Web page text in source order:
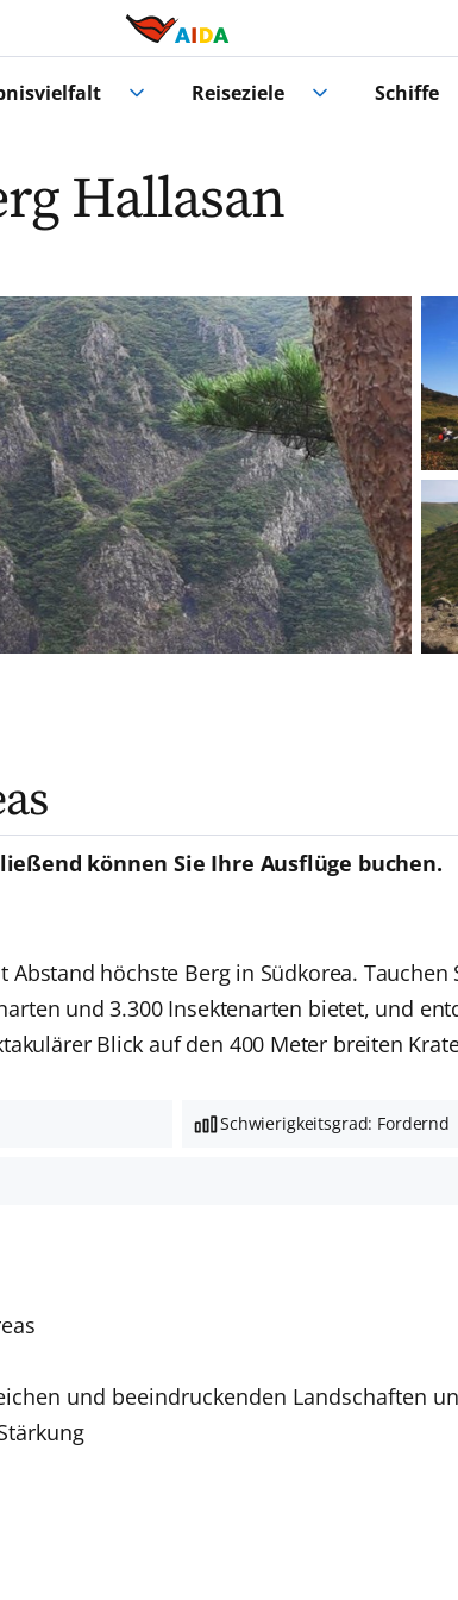
Reiseziele Schiffe
Hallasan
können Sie Ihre Ausflüge buchen.
höchste Berg in Südkorea.
und 3.300 Insektenarten bietet, und
Blick auf den 400 Meter breiten
Schwierigkeitsgrad: Fordernd
und beeindruckenden Landschaften